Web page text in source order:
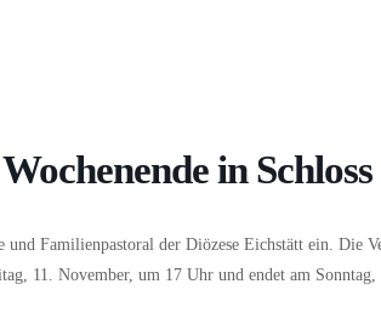
in
Familienpastoral der Diözese Eichstätt ein. Die
11. November, um 17 Uhr und endet am